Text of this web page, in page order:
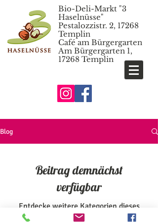
Bio-Deli-Markt "3
Haselnüsse"
Pestalozzistr. 2, 17268
Templin
Café am Bürgergarten
Am Bürgergarten 1,
17268 Templin
Blog
Beitrag demnächst
verfügbar
Entdecke weitere Kategorien dieses
Blogs oder versuche es später